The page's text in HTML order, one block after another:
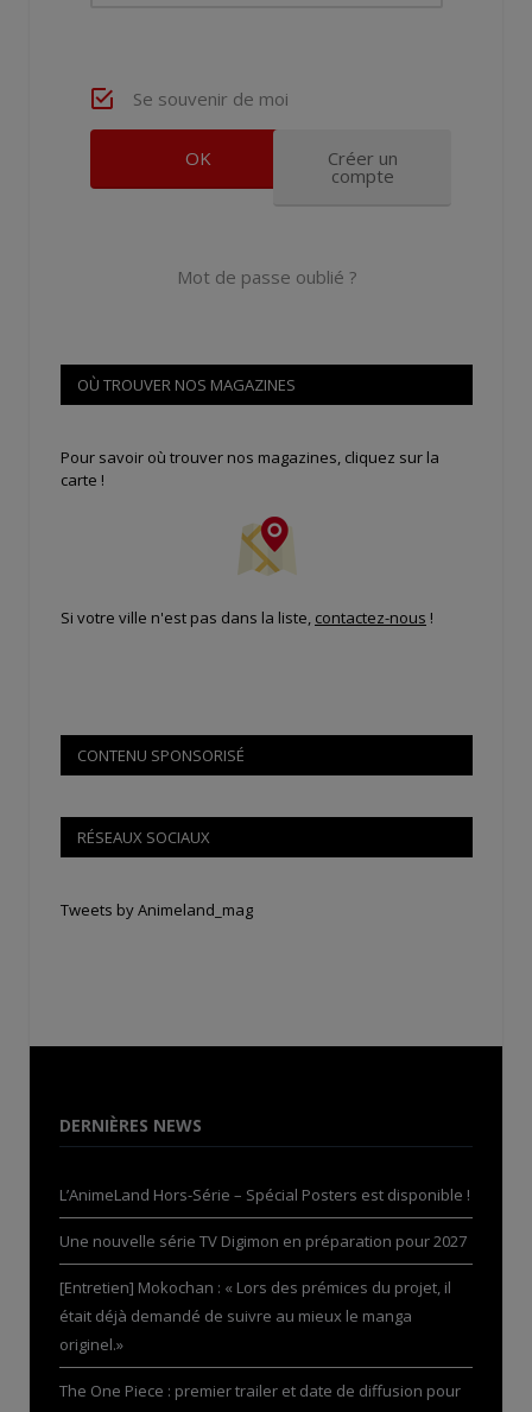
Se souvenir de moi
Créer un
compte
Mot de passe oublié ?
OÙ TROUVER NOS MAGAZINES
Pour savoir où trouver nos magazines, cliquez sur la
carte !
Si votre ville n'est pas dans la liste, contactez-nous !
CONTENU SPONSORISÉ
RÉSEAUX SOCIAUX
Tweets by Animeland_mag
DERNIÈRES NEWS
L’AnimeLand Hors-Série – Spécial Posters est disponible !
Une nouvelle série TV Digimon en préparation pour 2027
[Entretien] Mokochan : « Lors des prémices du projet, il
était déjà demandé de suivre au mieux le manga
originel.»
The One Piece : premier trailer et date de diffusion pour